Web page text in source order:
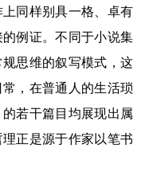
同样别具一格、卓有
例证。不同于小说集
规思维的叙写模式，这
，在普通人的生活琐
若干篇目均展现出属
正是源于作家以笔书